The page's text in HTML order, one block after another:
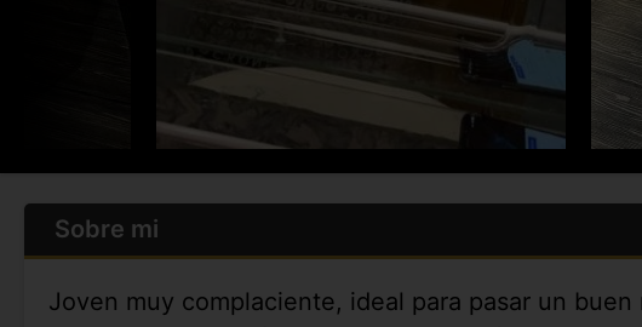
Sobre mi
Joven muy complaciente, ideal para pasar un